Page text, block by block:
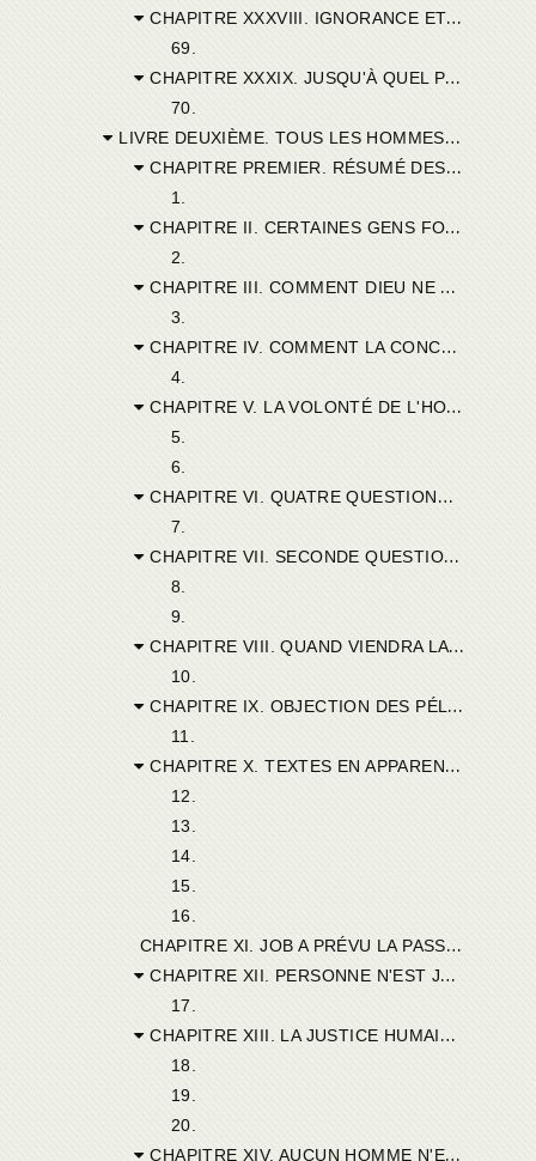
CHAPITRE XXXVIII. IGNORANCE ET FAIBLESSE DE L'ENFANT.
69.
CHAPITRE XXXIX. JUSQU'À QUEL POINT LE PÉCHÉ EST DÉTRUIT PAR LE BAPTÊME, SOIT DANS LES ENFANTS, SOIT AUSSI DANS LES ADULTES; QUEL AVANTAGE RÉSULTE DE CE SACREMENT.
70.
LIVRE DEUXIÈME. TOUS LES HOMMES SONT PÉCHEURS.
CHAPITRE PREMIER. RÉSUMÉ DES CONSÉQUENCES ACQUISES JUSQU'ALORS; MATIÈRES A TRAITER DANS LE SECOND LIVRE.
1.
CHAPITRE II. CERTAINES GENS FONT TROP LARGE LA PART DU LIBRE ARBITRE. — IGNORANCE ET INFIRMITÉ HUMAINE.
2.
CHAPITRE III. COMMENT DIEU NE NOUS FAIT AUCUN PRÉCEPTE IMPOSSIBLE. — LES OEUVRES DE MISÉRICORDE SONT DES REMÈDES DESTINÉS A EFFACER LES PÉCHÉS.
3.
CHAPITRE IV. COMMENT LA CONCUPISCENCE DEMEURE EN NOUS. — DANS L'HOMME BAPTISÉ, CE N'EST PLUS LA CONCUPISCENCE, C'EST LE CONSENTEMENT SEUL QUI EST NUISIBLE.
4.
CHAPITRE V. LA VOLONTÉ DE L'HOMME A BESOIN DU SECOURS DE DIEU.
5.
6.
CHAPITRE VI. QUATRE QUESTIONS SUR LA PARFAITE JUSTICE. PREMIÈRE QUESTION : L'HOMME PEUT-IL ÊTRE SANS PÉCHÉ DANS CETTE VIE ?
7.
CHAPITRE VII. SECONDE QUESTION : EST-IL EN CETTE VIE UN SEUL HOMME SANS PÉCHÉ?
8.
9.
CHAPITRE VIII. QUAND VIENDRA LA PERFECTION?
10.
CHAPITRE IX. OBJECTION DES PÉLAGIENS : POURQUOI LE JUSTE N'ENGENDRE PAS UN JUSTE
11.
CHAPITRE X. TEXTES EN APPARENCE CONTRAIRES DE LA SAINTE ÉCRITURE.
12.
13.
14.
15.
16.
C
HAPITRE XI. JOB A PRÉVU LA PASSION VOLONTAIRE DE JÉSUS-CHRIST. RAISON DE L'HUMILITÉ DANS LES HOMMES PARFAITS.
CHAPITRE XII. PERSONNE N'EST JUSTE EN TOUT POINT.
17.
CHAPITRE XIII. LA JUSTICE HUMAINE, MÊME PARFAITE, EST IMPARFAITE ENCORE.
18.
19.
20.
CHAPITRE XIV. AUCUN HOMME N'EST SANS PÉCHÉ.